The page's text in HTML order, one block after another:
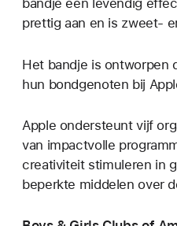
bandje een levendig
prettig aan en is zweet-
Het bandje is ontworpen
hun bondgenoten bij
Apple ondersteunt vijf
van impactvolle
creativiteit stimuleren in
beperkte middelen over